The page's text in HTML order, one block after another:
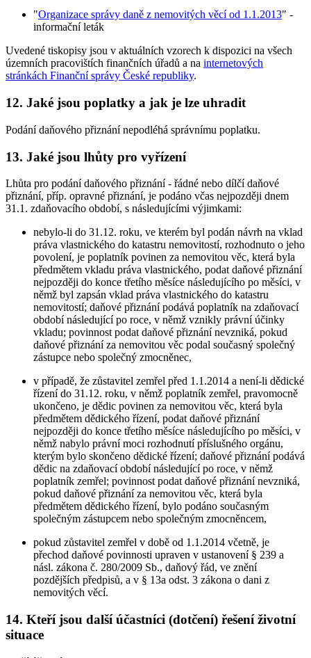
"Organizace správy daně z nemovitých věcí od 1.1.2013" -
informační leták
Uvedené tiskopisy jsou v aktuálních vzorech k dispozici na všech
územních pracovištích finančních úřadů a na internetových
stránkách Finanční správy České republiky.
12. Jaké jsou poplatky a jak je lze uhradit
Podání daňového přiznání nepodléhá správnímu poplatku.
13. Jaké jsou lhůty pro vyřízení
Lhůta pro podání daňového přiznání - řádné nebo dílčí daňové
přiznání, příp. opravné přiznání, je podáno včas nejpozději dnem
31.1. zdaňovacího období, s následujícími výjimkami:
nebylo-li do 31.12. roku, ve kterém byl podán návrh na vklad
práva vlastnického do katastru nemovitostí, rozhodnuto o jeho
povolení, je poplatník povinen za nemovitou věc, která byla
předmětem vkladu práva vlastnického, podat daňové přiznání
nejpozději do konce třetího měsíce následujícího po měsíci, v
němž byl zapsán vklad práva vlastnického do katastru
nemovitostí; daňové přiznání podává poplatník na zdaňovací
období následující po roce, v němž vznikly právní účinky
vkladu; povinnost podat daňové přiznání nevzniká, pokud
daňové přiznání za nemovitou věc podal současný společný
zástupce nebo společný zmocněnec,
v případě, že zůstavitel zemřel před 1.1.2014 a není-li dědické
řízení do 31.12. roku, v němž poplatník zemřel, pravomocně
ukončeno, je dědic povinen za nemovitou věc, která byla
předmětem dědického řízení, podat daňové přiznání
nejpozději do konce třetího měsíce následujícího po měsíci, v
němž nabylo právní moci rozhodnutí příslušného orgánu,
kterým bylo skončeno dědické řízení; daňové přiznání podává
dědic na zdaňovací období následující po roce, v němž
poplatník zemřel; povinnost podat daňové přiznání nevzniká,
pokud daňové přiznání za nemovitou věc, která byla
předmětem dědického řízení, bylo podáno současným
společným zástupcem nebo společným zmocněncem,
pokud zůstavitel zemřel v době od 1.1.2014 včetně, je
přechod daňové povinnosti upraven v ustanovení § 239 a
násl. zákona č. 280/2009 Sb., daňový řád, ve znění
pozdějších předpisů, a v § 13a odst. 3 zákona o dani z
nemovitých věcí.
14. Kteří jsou další účastníci (dotčení) řešení životní
situace